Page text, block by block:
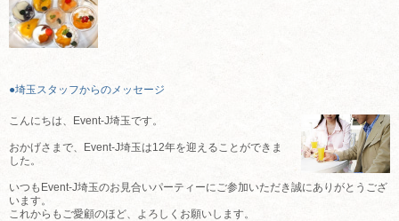
●埼玉スタッフからのメッセージ
こんにちは、Event-J埼玉です。
おかげさまで、Event-J埼玉は12年を迎えることができま
した。
いつもEvent-J埼玉のお見合いパーティーにご参加いただき誠にありがとうござ
います。
これからもご愛顧のほど、よろしくお願いします。